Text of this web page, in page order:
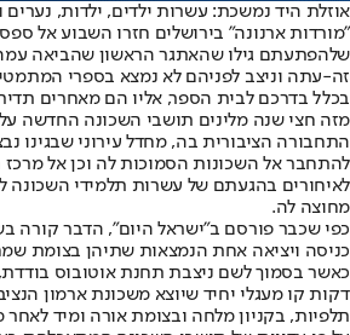
אוזלת היד נמשכת: עשרות ילדים, ילדות, נערים
"מורדות ארנונה" בירושלים חזרו השבוע אל
שלהפתעתם גילו שהאתגר הראשון שהביאה
זה-עתה וניצב לפניהם לא נמצא בספרי
בכלל בדרכם לבית הספר, אליו הם מאחרים
מזה חצי שנה מלינים תושבי השכונה החדשה
התחבורה הציבורית בה, מחדל עירוני שבגינו
להתחבר אל השכונות הסמוכות לה וכן אל מרכז
לאיחורים בהגעתם של עשרות תלמידי השכונה
מחוצה לה.
כפי שכבר פורסם ב"ישראל היום", הדבר קורה
כניסה ויציאה אחת הנמצאות שתיהן בצומת
דקות קו מעגלי יחיד שיוצא משכונת ארמון
תלפיות, בקניון מלחה ובצומת אורה ומיד לאחר